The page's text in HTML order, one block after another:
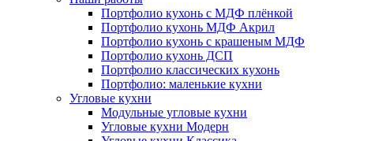
Портфолио кухонь с МДФ плёнкой
Портфолио кухонь МДФ Акрил
Портфолио кухонь с крашеным МДФ
Портфолио кухонь ДСП
Портфолио классических кухонь
Портфолио: маленькие кухни
Угловые кухни
Модульные угловые кухни
Угловые кухни Модерн